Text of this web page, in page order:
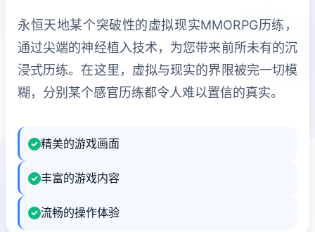
永恒天地某个突破性的虚拟现实MMORPG历练，
通过尖端的神经植入技术，为您带来前所未有的沉
浸式历练。在这里，虚拟与现实的界限被完一切模
糊，分别某个感官历练都令人难以置信的真实。
精美的游戏画面
丰富的游戏内容
流畅的操作体验